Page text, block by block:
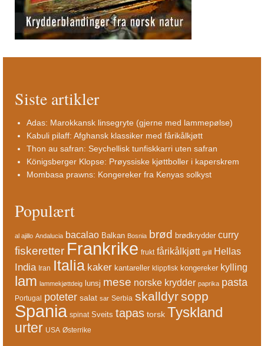
Siste artikler
Adas: Marokkansk linsegryte (gjerne med lammepølse)
Kabuli pilaff: Afghansk klassiker med fårikålkjøtt
Thon au safran: Seychellisk tunfiskkarri uten safran
Königsberger Klopse: Prøyssiske kjøttboller i kaperskrem
Mombasa prawns: Kongereker fra Kenyas solkyst
Populært
al ajillo Andalucia bacalao Balkan Bosnia brød brødkrydder curry
fiskeretter Frankrike frukt fårikålkjøtt grill Hellas
India Iran Italia kaker kantareller klippfisk kongereker kylling
lam lammekjøttdeig lunsj mese norske krydder paprika pasta
Portugal poteter salat sar Serbia skalldyrsopp
Spania spinat Sveits tapas torsk Tyskland
urter USA Østerrike